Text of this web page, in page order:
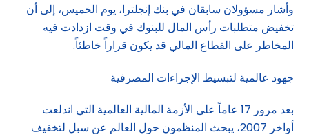
وأشار مسؤولان سابقان في بنك إنجلترا، يوم الخميس، إلى أن
تخفيض متطلبات رأس المال للبنوك في وقت ازدادت فيه
المخاطر على القطاع المالي قد يكون قراراً خاطئاً.
جهود عالمية لتبسيط الإجراءات المصرفية
بعد مرور 17 عاماً على الأزمة المالية العالمية التي اندلعت
أواخر 2007، يبحث المنظمون حول العالم عن سبل لتخفيف